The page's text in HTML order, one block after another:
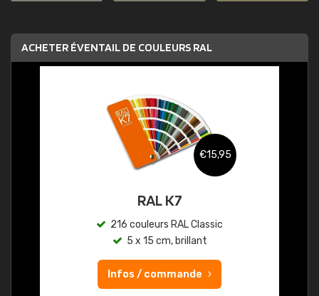
ACHETER ÉVENTAIL DE COULEURS RAL
€15,95
RAL K7
216 couleurs RAL Classic
5 x 15 cm, brillant
Infos / commande